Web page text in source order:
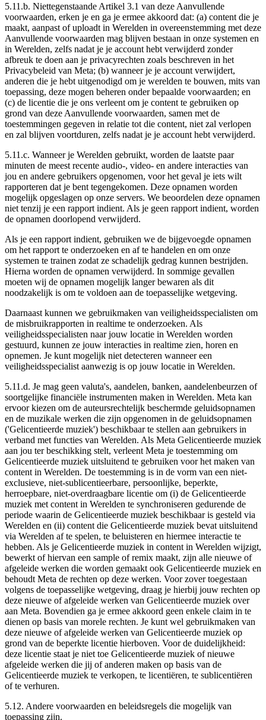
5.11.b. Niettegenstaande Artikel 3.1 van deze Aanvullende
voorwaarden, erken je en ga je ermee akkoord dat: (a) content die je
maakt, aanpast of uploadt in Werelden in overeenstemming met deze
Aanvullende voorwaarden mag blijven bestaan in onze systemen en
in Werelden, zelfs nadat je je account hebt verwijderd zonder
afbreuk te doen aan je privacyrechten zoals beschreven in het
Privacybeleid van Meta; (b) wanneer je je account verwijdert,
anderen die je hebt uitgenodigd om je werelden te bouwen, mits van
toepassing, deze mogen beheren onder bepaalde voorwaarden; en
(c) de licentie die je ons verleent om je content te gebruiken op
grond van deze Aanvullende voorwaarden, samen met de
toestemmingen gegeven in relatie tot die content, niet zal verlopen
en zal blijven voortduren, zelfs nadat je je account hebt verwijderd.
5.11.c. Wanneer je Werelden gebruikt, worden de laatste paar
minuten de meest recente audio-, video- en andere interacties van
jou en andere gebruikers opgenomen, voor het geval je iets wilt
rapporteren dat je bent tegengekomen. Deze opnamen worden
mogelijk opgeslagen op onze servers. We beoordelen deze opnamen
niet tenzij je een rapport indient. Als je geen rapport indient, worden
de opnamen doorlopend verwijderd.
Als je een rapport indient, gebruiken we de bijgevoegde opnamen
om het rapport te onderzoeken en af te handelen en om onze
systemen te trainen zodat ze schadelijk gedrag kunnen bestrijden.
Hierna worden de opnamen verwijderd. In sommige gevallen
moeten wij de opnamen mogelijk langer bewaren als dit
noodzakelijk is om te voldoen aan de toepasselijke wetgeving.
Daarnaast kunnen we gebruikmaken van veiligheidsspecialisten om
de misbruikrapporten in realtime te onderzoeken. Als
veiligheidsspecialisten naar jouw locatie in Werelden worden
gestuurd, kunnen ze jouw interacties in realtime zien, horen en
opnemen. Je kunt mogelijk niet detecteren wanneer een
veiligheidsspecialist aanwezig is op jouw locatie in Werelden.
5.11.d. Je mag geen valuta's, aandelen, banken, aandelenbeurzen of
soortgelijke financiële instrumenten maken in Werelden. Meta kan
ervoor kiezen om de auteursrechtelijk beschermde geluidsopnamen
en de muzikale werken die zijn opgenomen in de geluidsopnamen
('Gelicentieerde muziek') beschikbaar te stellen aan gebruikers in
verband met functies van Werelden. Als Meta Gelicentieerde muziek
aan jou ter beschikking stelt, verleent Meta je toestemming om
Gelicentieerde muziek uitsluitend te gebruiken voor het maken van
content in Werelden. De toestemming is in de vorm van een niet-
exclusieve, niet-sublicentieerbare, persoonlijke, beperkte,
herroepbare, niet-overdraagbare licentie om (i) de Gelicentieerde
muziek met content in Werelden te synchroniseren gedurende de
periode waarin de Gelicentieerde muziek beschikbaar is gesteld via
Werelden en (ii) content die Gelicentieerde muziek bevat uitsluitend
via Werelden af te spelen, te beluisteren en hiermee interactie te
hebben. Als je Gelicentieerde muziek in content in Werelden wijzigt,
bewerkt of hiervan een sample of remix maakt, zijn alle nieuwe of
afgeleide werken die worden gemaakt ook Gelicentieerde muziek en
behoudt Meta de rechten op deze werken. Voor zover toegestaan
volgens de toepasselijke wetgeving, draag je hierbij jouw rechten op
deze nieuwe of afgeleide werken van Gelicentieerde muziek over
aan Meta. Bovendien ga je ermee akkoord geen enkele claim in te
dienen op basis van morele rechten. Je kunt wel gebruikmaken van
deze nieuwe of afgeleide werken van Gelicentieerde muziek op
grond van de beperkte licentie hierboven. Voor de duidelijkheid:
deze licentie staat je niet toe Gelicentieerde muziek of nieuwe
afgeleide werken die jij of anderen maken op basis van de
Gelicentieerde muziek te verkopen, te licentiëren, te sublicentiëren
of te verhuren.
5.12. Andere voorwaarden en beleidsregels die mogelijk van
toepassing zijn.